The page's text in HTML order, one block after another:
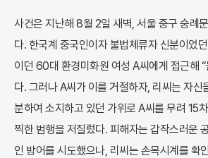
사건은 지난해 8월 2일 새벽, 서울 중구 숭례
다. 한국계 중국인이자 불법체류자 신분이었
이던 60대 환경미화원 여성 A씨에게 접근해
다. 그러나 A씨가 이를 거절하자, 리씨는 자신
분하여 소지하고 있던 가위로 A씨를 무려 15
찍한 범행을 저질렀다. 피해자는 갑작스러운
인 방어를 시도했으나, 리씨는 손목시계를 확